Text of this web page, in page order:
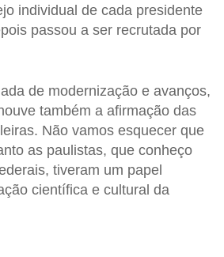
individual de cada presidente
passou a ser recrutada por
de modernização e avanços,
também a afirmação das
Não vamos esquecer que
as paulistas, que conheço
tiveram um papel
científica e cultural da